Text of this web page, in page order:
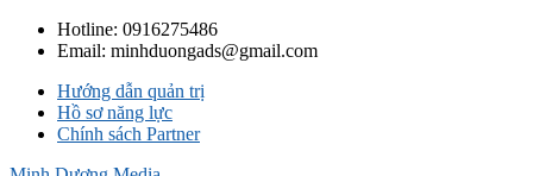
Hotline: 0916275486
Email: minhduongads@gmail.com
Hướng dẫn quản trị
Hồ sơ năng lực
Chính sách Partner